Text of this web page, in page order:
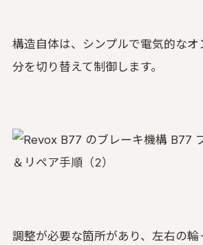
構造自体は、シンプルで電気的な
分を切り替えて制御します。
調整が必要な箇所があり、左右の輪